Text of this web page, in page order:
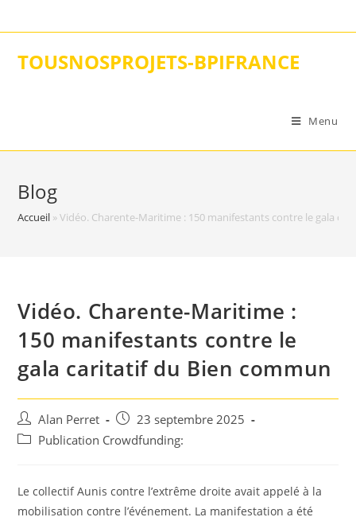
to
TOUSNOSPROJETS-BPIFRANCE
Menu
Blog
Accueil »Vidéo. Charente-Maritime : 150 manifestants contre le gala
Vidéo. Charente-Maritime :
150 manifestants contre le
gala caritatif du Bien commun
Auteur/autrice
de
Alan Perret
Post
published:
23 septembre 2025
PostPublication Crowdfunding:
Le collectif Aunis contre l’extrême droite avait appelé à la
mobilisation contre l’événement. La manifestation a été